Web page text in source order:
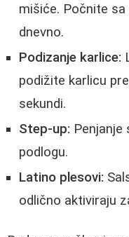
mišiće. Počnite sa
dnevno.
Podizanje karlice:
podižite karlicu
sekundi.
Step-up: Penjanje
podlogu.
Latino plesovi:
odlično aktiviraju